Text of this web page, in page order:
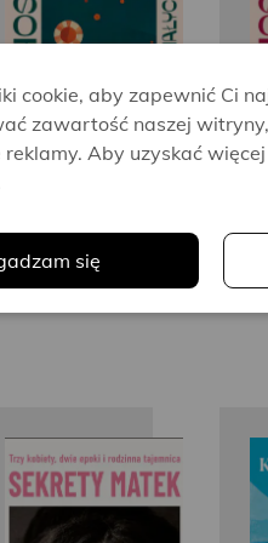
Sophie de
Baere
cookie, aby zapewnić Ci
zawartość naszej
Aby uzyskać
się